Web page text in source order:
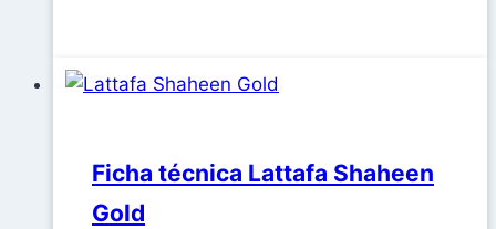
Ficha técnica Lattafa Shaheen
Gold